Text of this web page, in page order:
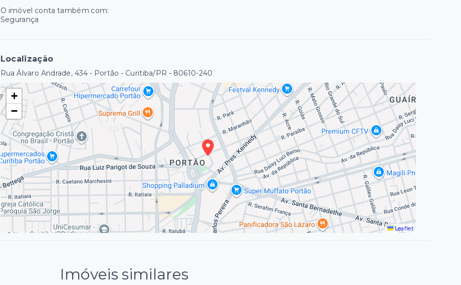
O imóvel conta também com:
Segurança
Localização
Rua Álvaro Andrade, 434 - Portão - Curitiba/PR - 80610-240
+
−
Leaflet
Imóveis similares